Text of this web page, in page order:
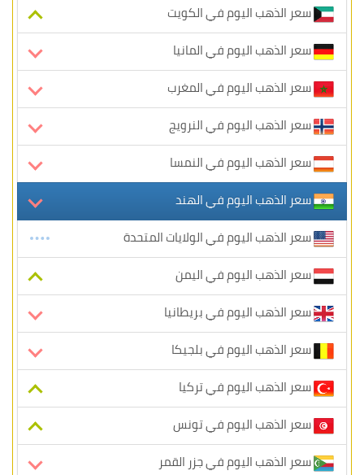
سعر الذهب اليوم في الكويت
سعر الذهب اليوم في المانيا
سعر الذهب اليوم في المغرب
سعر الذهب اليوم في النرويج
سعر الذهب اليوم في النمسا
سعر الذهب اليوم في الهند
سعر الذهب اليوم في الولايات المتحدة
سعر الذهب اليوم في اليمن
سعر الذهب اليوم في بريطانيا
سعر الذهب اليوم في بلجيكا
سعر الذهب اليوم في تركيا
سعر الذهب اليوم في تونس
سعر الذهب اليوم في جزر القمر